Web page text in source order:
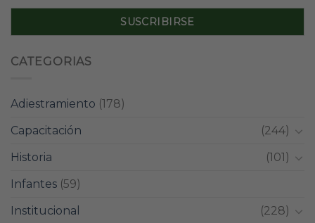
CATEGORIAS
Adiestramiento (178)
Capacitación
(244)
Historia
(101)
Infantes (59)
Institucional
(228)